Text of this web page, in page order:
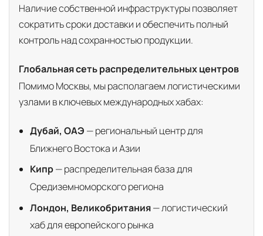
Наличие собственной инфраструктуры позволяет
сократить сроки доставки и обеспечить полный
контроль над сохранностью продукции.
Глобальная сеть распределительных центров
Помимо Москвы, мы располагаем логистическими
узлами в ключевых международных хабах:
Дубай, ОАЭ — региональный центр для
Ближнего Востока и Азии
Кипр— распределительная база для
Средиземноморского региона
Лондон, Великобритания— логистический
хаб для европейского рынка